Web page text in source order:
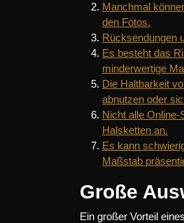
Manchmal
den Fotos.
Rücksendungen
Es besteht das
minderwertige
Die Haltbarkeit
abnutzen oder
Nicht alle Online-
Halsketten an.
Es kann
Maßstab
Große
Ein großer Vorteil